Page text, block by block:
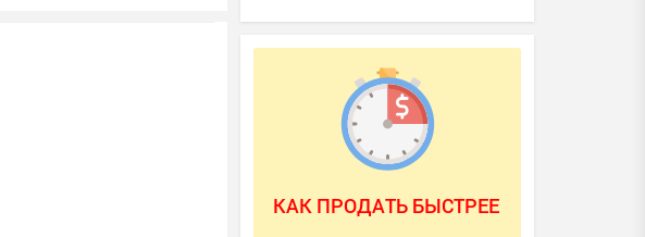
КАК ПРОДАТЬ БЫСТРЕЕ